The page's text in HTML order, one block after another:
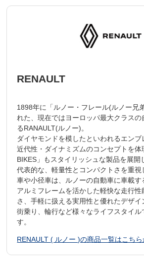
RENAULT
1898年に「ルノー・フレール(ルノー兄
れた、現在ではヨーロッパ最大クラスの
るRANAULT(ルノー)。
ダイヤモンドを模したといわれるエンブ
近代性・ダイナミズムのコンセプトを体
BIKES」もスタイリッシュな製品を展開
代表的な、軽量性とコンパクトさを重
車や小径車は、ルノーの自動車に車載す
アルミフレームを活かした軽快な走行性
さ、手軽に扱える実用性と優れたデザ
街乗り、輪行など様々なライフスタイ
す。
RENAULT ( ルノー )の商品一覧はこちら